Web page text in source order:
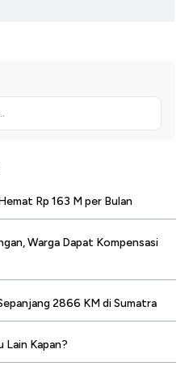
Rp 163 M per Bulan
Warga Dapat Kompensasi
2866 KM di Sumatra
Lain Kapan?